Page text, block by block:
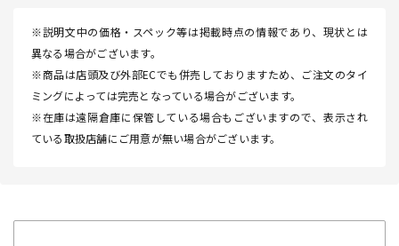
※説明文中の価格・スペック等は掲載時点の情報であり、現状とは
異なる場合がございます。
※商品は店頭及び外部ECでも併売しておりますため、ご注文のタイ
ミングによっては完売となっている場合がございます。
※在庫は遠隔倉庫に保管している場合もございますので、表示され
ている取扱店舗にご用意が無い場合がございます。